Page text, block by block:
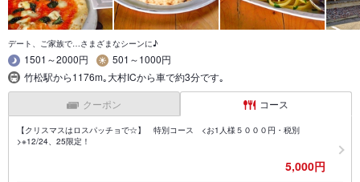
デート、ご家族で…さまざまなシーンに♪
1501～2000円
501～1000円
竹松駅から1176m｡大村ICから車で約3分です｡
クーポン コース
【クリスマスはロスパッチョで☆】 特別コース <お1人様５０００円・税別
>※12/24、25限定！
5,000円